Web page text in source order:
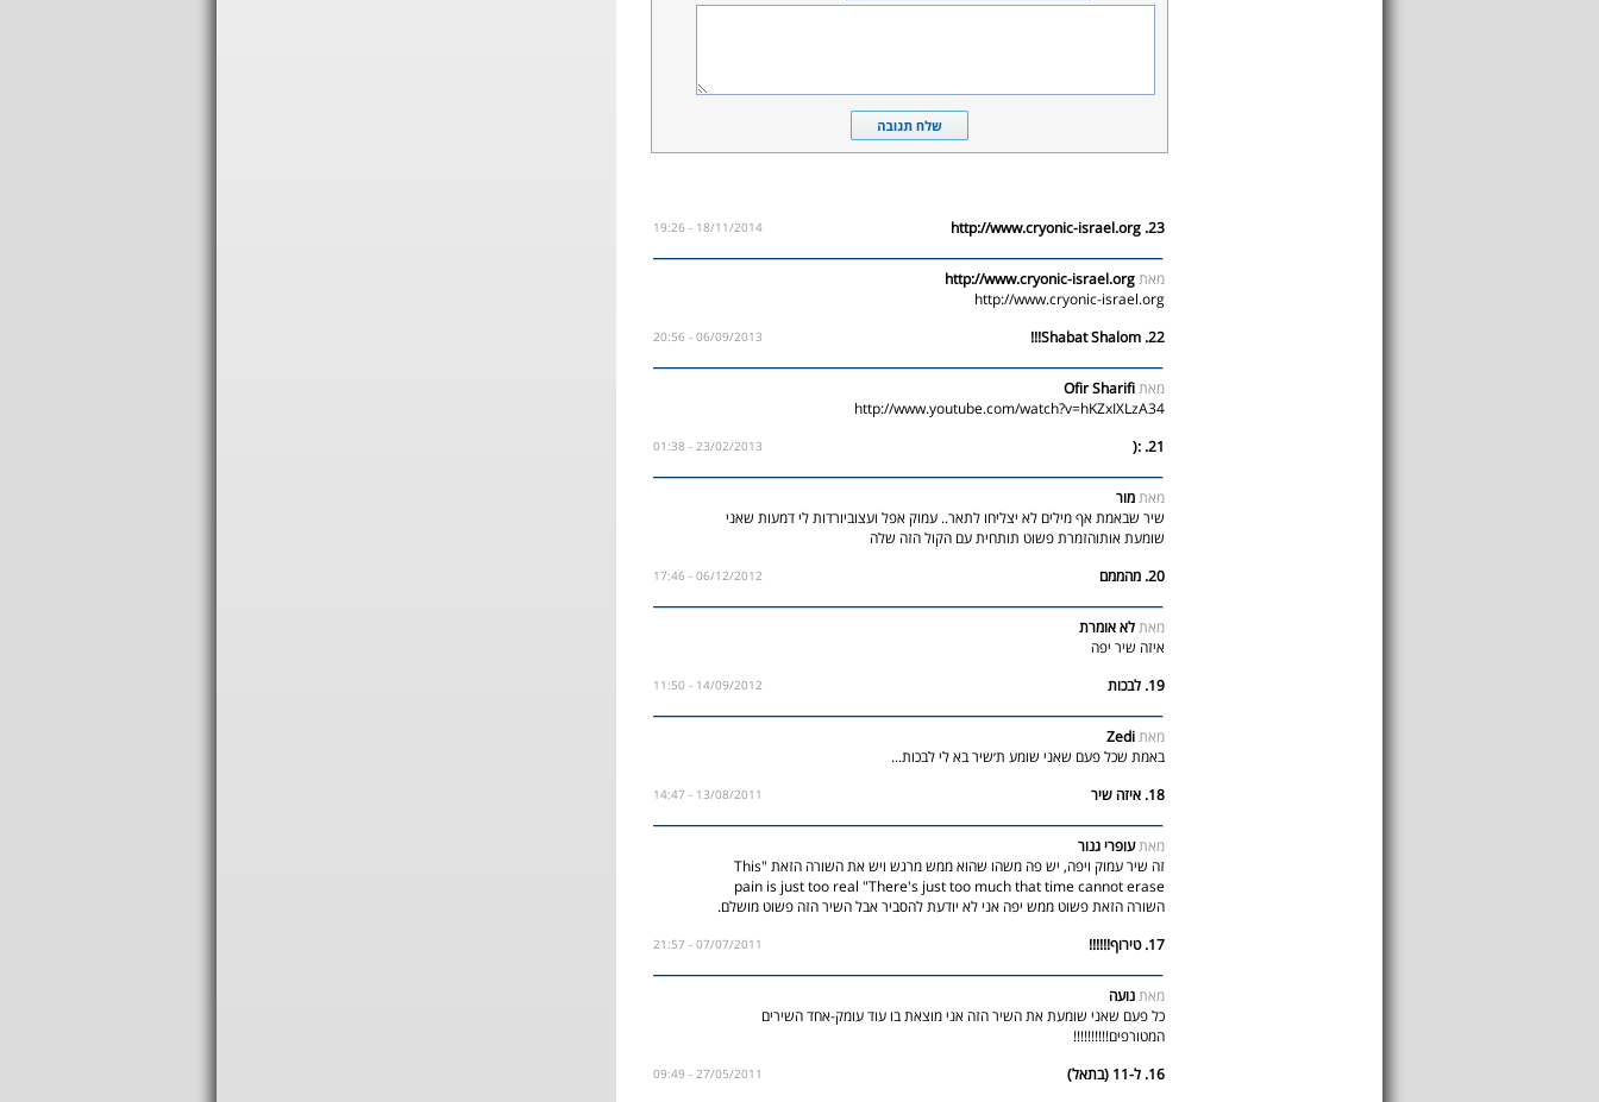
23. http://www.cryonic-israel.org
18/11/2014 - 19:26
מאתhttp://www.cryonic-israel.org
http://www.cryonic-israel.org
22. Shabat Shalom!!!
06/09/2013 - 20:56
מאתOfir Sharifi
http://www.youtube.com/watch?v=hKZxIXLzA34
21. :(
23/02/2013 - 01:38
מאתמור
שיר שבאמת אף מילים לא יצליחו לתאר.. עמוק אפל ועצוביורדות לי דמעות שאני
שומעת אותוהזמרת פשוט תותחית עם הקול הזה שלה
20. מהממם
06/12/2012 - 17:46
מאתלא אומרת
איזה שיר יפה
19. לבכות
14/09/2012 - 11:50
מאתZedi
באמת שכל פעם שאני שומע ת׳שיר בא לי לבכות...
18. איזה שיר
13/08/2011 - 14:47
מאתעופרי גנור
זה שיר עמוק ויפה, יש פה משהו שהוא ממש מרגש ויש את השורה הזאת "This
pain is just too real "There's just too much that time cannot erase
השורה הזאת פשוט ממש יפה אני לא יודעת להסביר אבל השיר הזה פשוט מושלם.
17. טירוף!!!!!!
07/07/2011 - 21:57
מאתנועה
כל פעם שאני שומעת את השיר הזה אני מוצאת בו עוד עומק-אחד השירים
המטורפים!!!!!!!!!!
16. ל-11 (בתאל)
27/05/2011 - 09:49